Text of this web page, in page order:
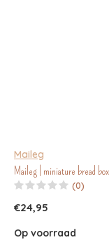
Maileg
Maileg | miniature bread
(0)
€24,95
Op voorraad